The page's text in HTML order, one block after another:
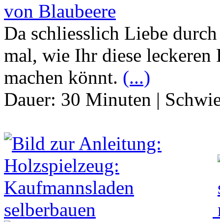
von Blaubeere
Da schliesslich Liebe
mal, wie Ihr diese
machen könnt. (...)
Dauer: 30 Minuten |